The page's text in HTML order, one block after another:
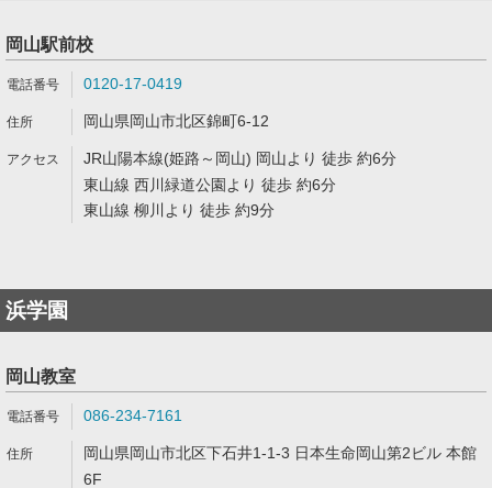
岡山駅前校
0120-17-0419
岡山県岡山市北区錦町6-12
JR山陽本線(姫路～岡山) 岡山より 徒歩 約6分
東山線 西川緑道公園より 徒歩 約6分
東山線 柳川より 徒歩 約9分
浜学園
岡山教室
086-234-7161
岡山県岡山市北区下石井1-1-3 日本生命岡山第2ビル 本館
6F